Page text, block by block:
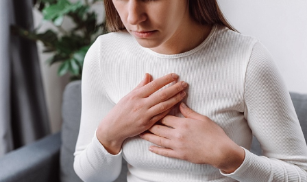
КАК?
БИЗНЕС